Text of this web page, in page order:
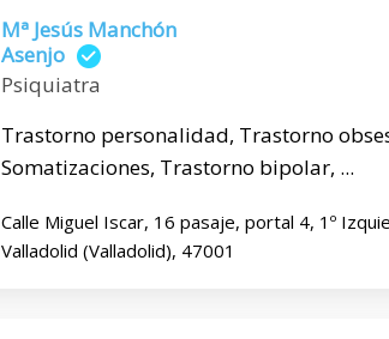
Mª Jesús Manchón
Asenjo
Psiquiatra
Trastorno personalidad, Trastorno
Somatizaciones, Trastorno bipolar, ...
Calle Miguel Iscar, 16 pasaje, portal 4, 1º
Valladolid (Valladolid), 47001